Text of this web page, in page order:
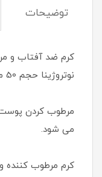
توضیحات
نوتروژینا حجم 50 میلی لیتر
مرطوب کردن
می شود.